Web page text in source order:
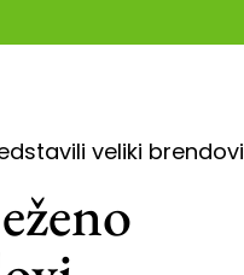
veliki brendovi